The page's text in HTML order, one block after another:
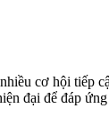
cơ hội tiếp
đại để đáp